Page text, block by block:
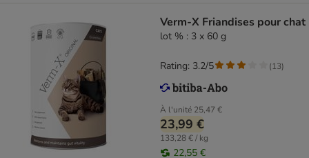
Verm-X Friandises pour chat
lot % : 3 x 60 g
À l'unité 25,47 €
23,99 €
133,28 € / kg
22,55 €
Rating: 3.2/5 (13)